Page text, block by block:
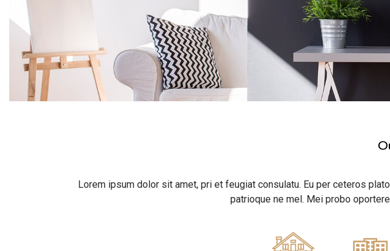
Lorem ipsum dolor sit amet, pri et feugiat consulatu. Eu per ceteros
patrioque ne mel. Mei probo